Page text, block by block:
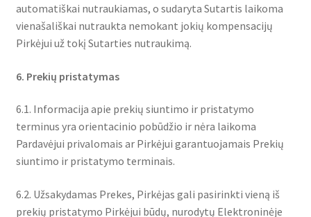
automatiškai nutraukiamas, o sudaryta Sutartis laikoma
vienašališkai nutraukta nemokant jokių kompensacijų
Pirkėjui už tokį Sutarties nutraukimą.
6. Prekių pristatymas
6.1. Informacija apie prekių siuntimo ir pristatymo
terminus yra orientacinio pobūdžio ir nėra laikoma
Pardavėjui privalomais ar Pirkėjui garantuojamais Prekių
siuntimo ir pristatymo terminais.
6.2. Užsakydamas Prekes, Pirkėjas gali pasirinkti vieną iš
prekių pristatymo Pirkėjui būdų, nurodytų Elektroninėje